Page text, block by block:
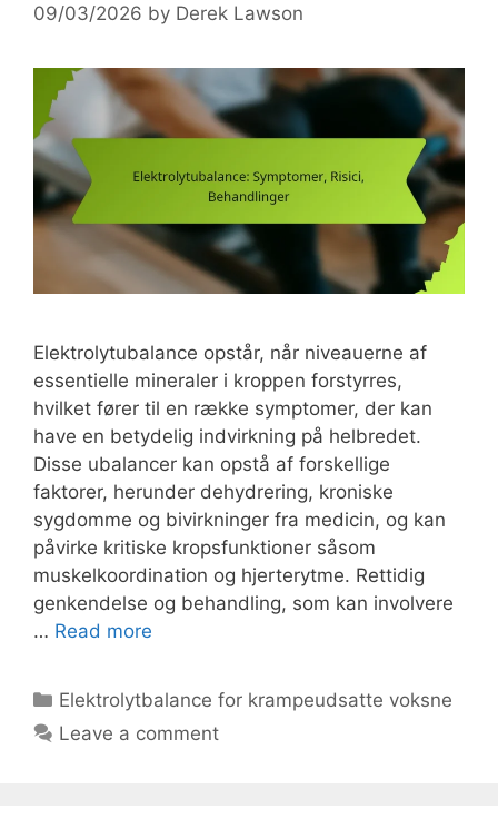
09/03/2026 by Derek Lawson
Elektrolytubalance opstår, når niveauerne af
essentielle mineraler i kroppen forstyrres,
hvilket fører til en række symptomer, der kan
have en betydelig indvirkning på helbredet.
Disse ubalancer kan opstå af forskellige
faktorer, herunder dehydrering, kroniske
sygdomme og bivirkninger fra medicin, og kan
påvirke kritiske kropsfunktioner såsom
muskelkoordination og hjerterytme. Rettidig
genkendelse og behandling, som kan involvere
… Read more
Categories
Elektrolytbalance for krampeudsatte voksne
Leave a comment